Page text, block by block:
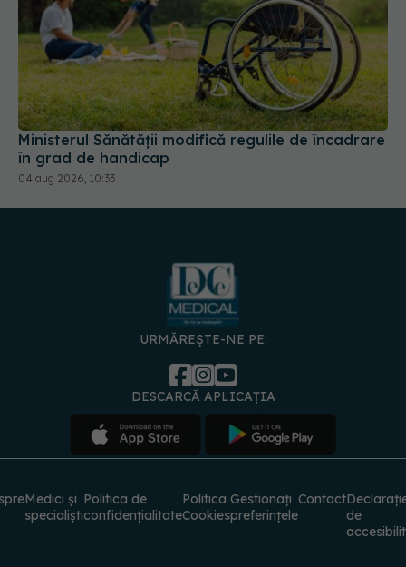
Ministerul Sănătății modifică regulile de încadrare
în grad de handicap
04 aug 2026, 10:33
URMĂREȘTE-NE PE:
DESCARCĂ APLICAȚIA
Medici și
specialiști
Politica de
confidențialitate
Politica
Cookies
Gestionați
preferințele
Contact
de